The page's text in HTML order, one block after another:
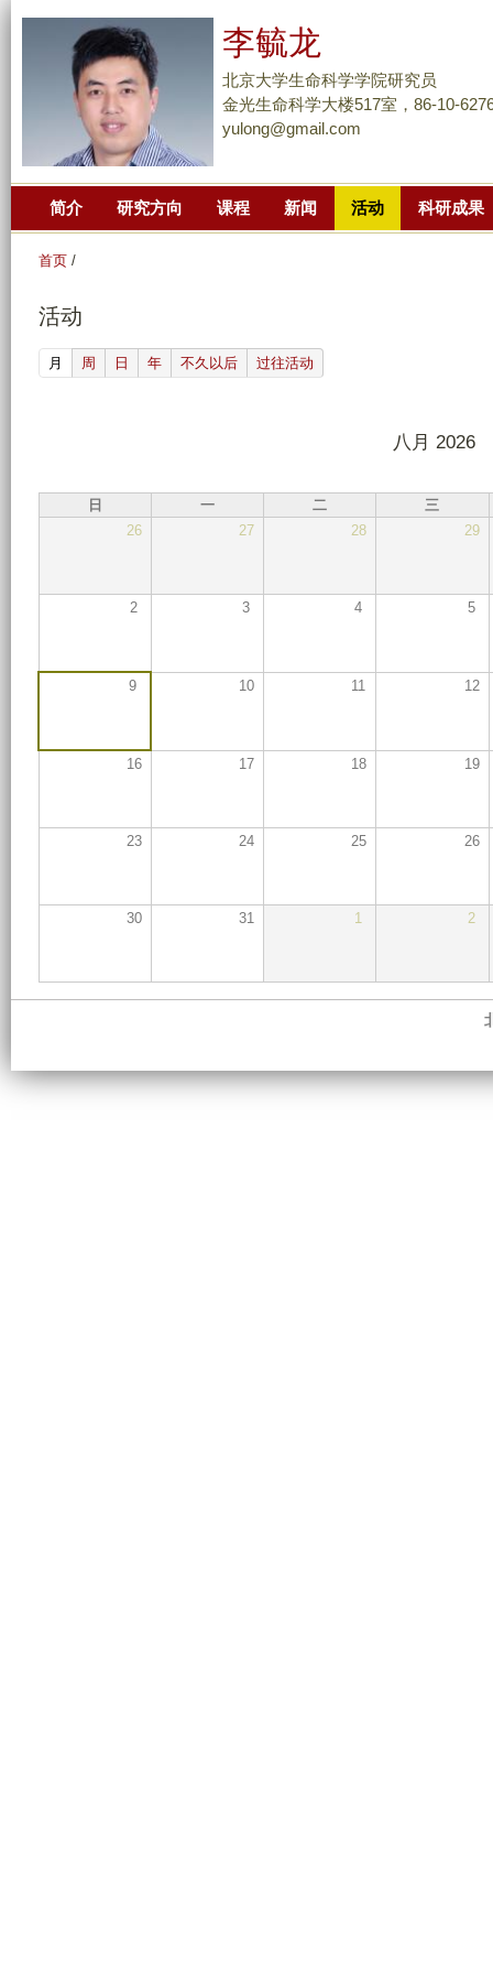
页
主
要
李毓龙
北京大学生命科学学院研究员
金光生命科学大楼517室，86-10-
yulong@gmail.com
简介 研究方向 课程 新闻 活动 科研成果
首页 /
活动
月 (active tab)
周 日 年 不久以后 过往活动
八月 2026
日 一 二
三
26
27 28 29
2 3 4 5
9 10 11 12
16 17 18 19
23 24 25 26
30 31 1 2